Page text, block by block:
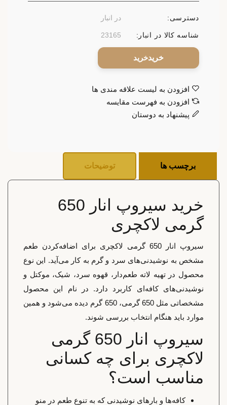
دسترسی: در انبار
شناسه کالا در انبار: 23165
خرید
افزودن به لیست علاقه مندی ها
افزودن به فهرست مقایسه
پیشنهاد به دوستان
توضیحات برچسب ها
خرید سیروپ انار 650
گرمی لاکچری
سیروپ انار 650 گرمی لاکچری برای اضافه‌کردن طعم
مشخص به نوشیدنی‌های سرد و گرم به کار می‌آید. این نوع
محصول در تهیه لاته طعم‌دار، قهوه سرد، شیک، موکتل و
نوشیدنی‌های کافه‌ای کاربرد دارد. در نام این محصول
مشخصاتی مثل 650 گرمی، 650 گرم دیده می‌شود و همین
موارد باید هنگام انتخاب بررسی شوند.
سیروپ انار 650 گرمی
لاکچری برای چه کسانی
مناسب است؟
کافه‌ها و بارهای نوشیدنی که به تنوع طعم در منو